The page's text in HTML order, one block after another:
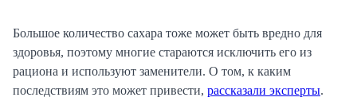
Большое количество сахара тоже может быть вредно для
здоровья, поэтому многие стараются исключить его из
рациона и используют заменители. О том, к каким
последствиям это может привести, рассказали эксперты.